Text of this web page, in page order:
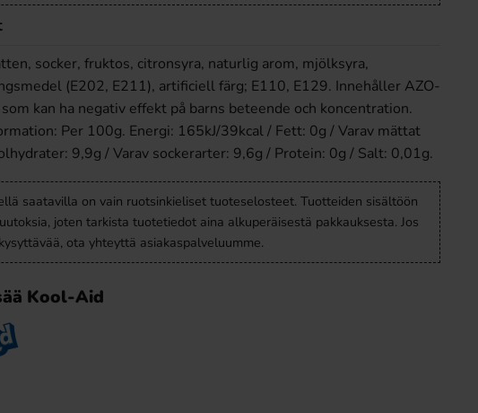
socker, fruktos, citronsyra, naturlig arom, mjölksyra,
(E202, E211), artificiell färg; E110, E129. Innehåller AZO-
kan ha negativ effekt på barns beteende och koncentration.
Per 100g. Energi: 165kJ/39kcal / Fett: 0g / Varav mättat
9,9g / Varav sockerarter: 9,6g / Protein: 0g / Salt: 0,01g.
saatavilla on vain ruotsinkieliset tuoteselosteet. Tuotteiden sisältöön
joten tarkista tuotetiedot aina alkuperäisestä pakkauksesta. Jos
ota yhteyttä asiakaspalveluumme.
Kool-Aid